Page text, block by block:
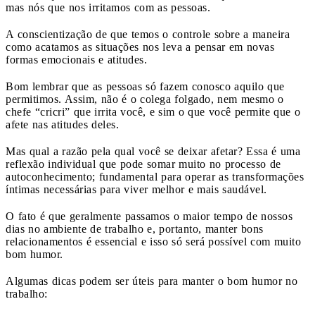
mas nós que nos irritamos com as pessoas.
A conscientização de que temos o controle sobre a maneira
como acatamos as situações nos leva a pensar em novas
formas emocionais e atitudes.
Bom lembrar que as pessoas só fazem conosco aquilo que
permitimos. Assim, não é o colega folgado, nem mesmo o
chefe “cricri” que irrita você, e sim o que você permite que o
afete nas atitudes deles.
Mas qual a razão pela qual você se deixar afetar? Essa é uma
reflexão individual que pode somar muito no processo de
autoconhecimento; fundamental para operar as transformações
íntimas necessárias para viver melhor e mais saudável.
O fato é que geralmente passamos o maior tempo de nossos
dias no ambiente de trabalho e, portanto, manter bons
relacionamentos é essencial e isso só será possível com muito
bom humor.
Algumas dicas podem ser úteis para manter o bom humor no
trabalho: